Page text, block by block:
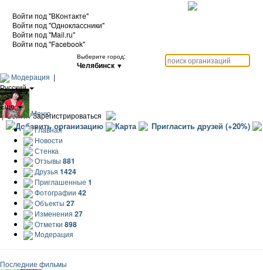
Войти под "ВКонтакте"
Войти под "Одноклассники"
Войти под "Mail.ru"
Войти под "Facebook"
Выберите город:
Челябинск ▼
Модерация |
Русский
|
Еще
|Войти / Зарегистрироваться
Добавить организацию Карта Пригласить друзей (+20%)
Меню
Главная
Новости
Стенка
Отзывы 881
Друзья 1424
Приглашенные 1
Фотографии 42
Объекты 27
Изменения 27
Отметки 898
Модерация
Последние фильмы